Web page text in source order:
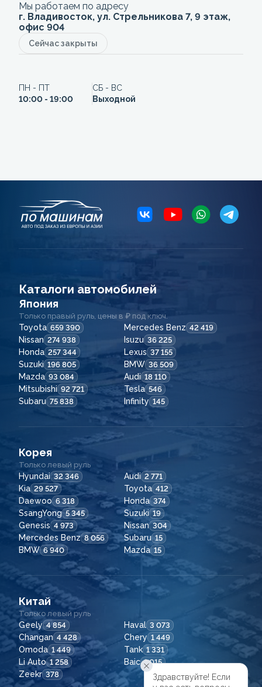
Мы работаем по адресу
г. Владивосток, ул. Стрельникова 7, 9 этаж,
офис 904
Сейчас закрыты
ПН - ПТ
10:00 - 19:00
СБ - ВС
Выходной
Каталоги автомобилей
Япония
Только правый руль, цены в ₽ под ключ.
Toyota 659 390 Mercedes Benz 42 419
Nissan 274 938 Isuzu 36 225
Honda 257 344 Lexus 37 155
Suzuki 196 805 BMW 36 509
Mazda 93 084 Audi 18 110
Mitsubishi 92 721 Tesla 546
Subaru 75 838 Infinity 145
Корея
Только левый руль
Hyundai 32 346 Audi 2 771
Kia 29 527 Toyota 412
Daewoo 6 318 Honda 374
SsangYong 5 345 Suzuki 19
Genesis 4 973 Nissan 304
Mercedes Benz 8 056 Subaru 15
BMW 6 940 Mazda 15
Китай
Только левый руль
Geely 4 854 Haval 3 073
Changan 4 428 Chery 1 449
Omoda 1 449 Tank 1 331
Li Auto 1 258 Baic 1 015
Zeekr 378
Здравствуйте! Если